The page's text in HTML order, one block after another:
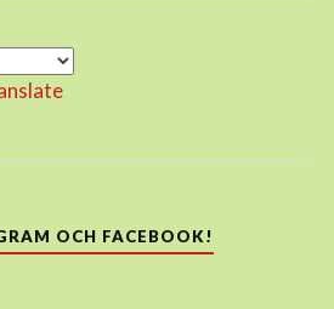
OCH FACEBOOK!